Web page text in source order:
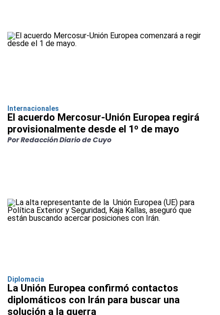
Internacionales
El acuerdo Mercosur-Unión Europea regirá
provisionalmente desde el 1º de mayo
Por Redacción Diario de Cuyo
Diplomacia
La Unión Europea confirmó contactos
diplomáticos con Irán para buscar una
solución a la guerra